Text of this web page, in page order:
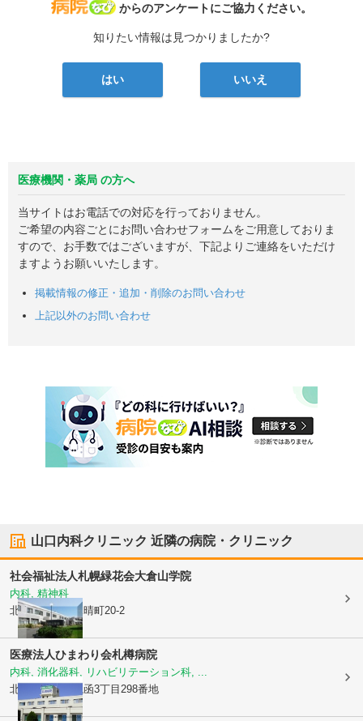
病院なび
からのアンケートにご協力ください。
知りたい情報は見つかりましたか?
はい いいえ
医療機関・薬局 の方へ
当サイトはお電話での対応を行っておりません。
ご希望の内容ごとにお問い合わせフォームをご用意しておりま
すので、お手数ではございますが、下記よりご連絡をいただけ
ますようお願いいたします。
掲載情報の修正・追加・削除のお問い合わせ
上記以外のお問い合わせ
山口内科クリニック 近隣の病院・クリニック
社会福祉法人札幌緑花会大倉山学院
内科, 精神科
北海道小樽市見晴町20-2
医療法人ひまわり会札樽病院
内科, 消化器科, リハビリテーション科, ...
北海道小樽市
銭函3丁目298番地